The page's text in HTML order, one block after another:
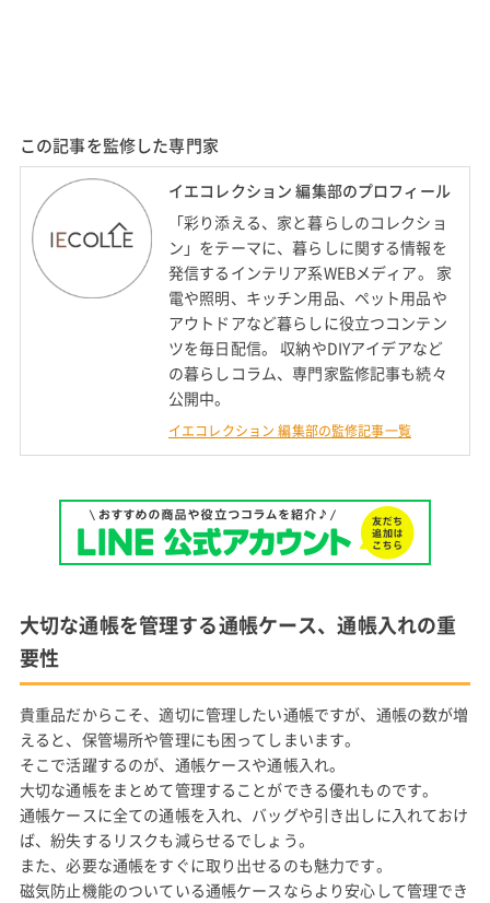
この記事を監修した専門家
イエコレクション 編集部のプロフィール
「彩り添える、家と暮らしのコレクショ
ン」をテーマに、暮らしに関する情報を
発信するインテリア系WEBメディア。 家
電や照明、キッチン用品、ペット用品や
アウトドアなど暮らしに役立つコンテン
ツを毎日配信。 収納やDIYアイデアなど
の暮らしコラム、専門家監修記事も続々
公開中。
イエコレクション 編集部の監修記事一覧
大切な通帳を管理する通帳ケース、通帳入れの重
要性
貴重品だからこそ、適切に管理したい通帳ですが、通帳の数が増
えると、保管場所や管理にも困ってしまいます。
そこで活躍するのが、通帳ケースや通帳入れ。
大切な通帳をまとめて管理することができる優れものです。
通帳ケースに全ての通帳を入れ、バッグや引き出しに入れておけ
ば、紛失するリスクも減らせるでしょう。
また、必要な通帳をすぐに取り出せるのも魅力です。
磁気防止機能のついている通帳ケースならより安心して管理でき